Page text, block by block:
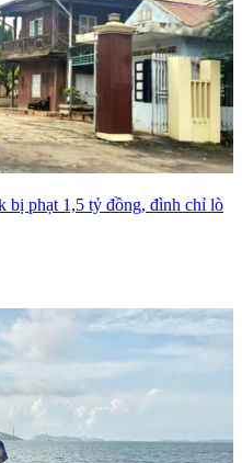
phạt 1,5 tỷ đồng, đình chỉ lò